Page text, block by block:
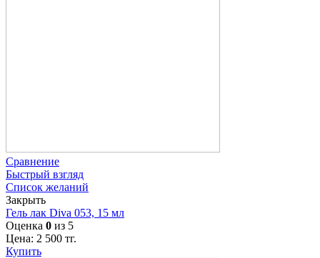
Сравнение
Быстрый взгляд
Список желаний
Закрыть
Гель лак Diva 053, 15 мл
Оценка 0 из 5
Цена: 2 500 тг.
Купить